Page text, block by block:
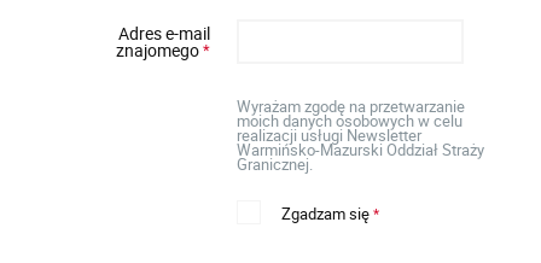
Adres e-mail
znajomego*
Wyrażam zgodę na przetwarzanie
moich danych osobowych w celu
realizacji usługi Newsletter
Warmińsko-Mazurski Oddział Straży
Granicznej.
Zgadzam się*